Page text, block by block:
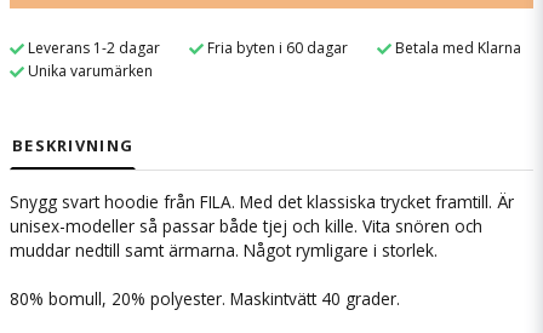
Leverans 1-2 dagar Fria byten i 60 dagar
Betala med Klarna
Unika varumärken
BESKRIVNING
Snygg svart hoodie från FILA. Med det klassiska trycket framtill. Är
unisex-modeller så passar både tjej och kille. Vita snören och
muddar nedtill samt ärmarna. Något rymligare i storlek.
80% bomull, 20% polyester. Maskintvätt 40 grader.